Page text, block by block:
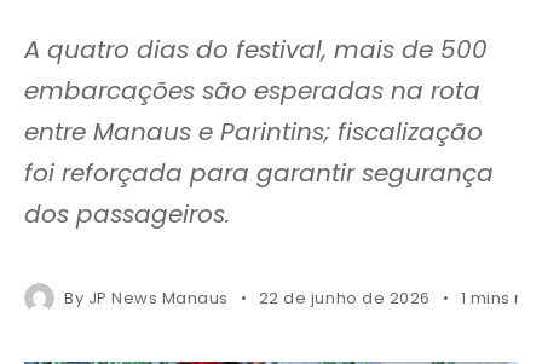
A quatro dias do festival, mais de 500
embarcações são esperadas na rota
entre Manaus e Parintins; fiscalização
foi reforçada para garantir segurança
dos passageiros.
By JP News Manaus 22 de junho de 2026 1 mins